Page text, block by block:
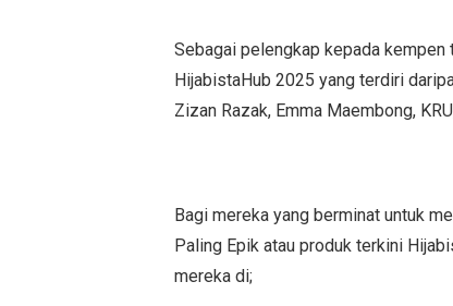
Sebagai pelengkap kepada kempen
HijabistaHub 2025 yang terdiri
Zizan Razak, Emma Maembong,
Bagi mereka yang berminat untuk
Paling Epik atau produk terkini
mereka di;